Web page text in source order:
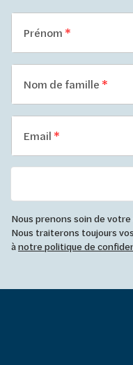
Prénom
Nom de famille
Email
Nous prenons soin de
Nous traiterons toujours
ànotre politique de